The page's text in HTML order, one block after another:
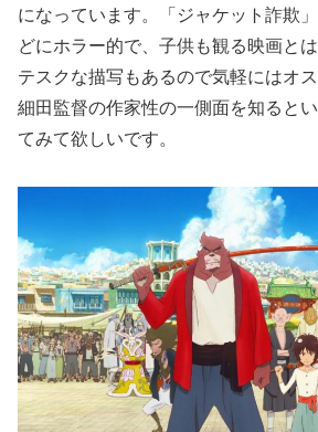
になっています。「ジャケット詐欺
どにホラー的で、子供も観る映画と
テスクな描写もあるので気軽にはオ
細田監督の作家性の一側面を知ると
てみて欲しいです。